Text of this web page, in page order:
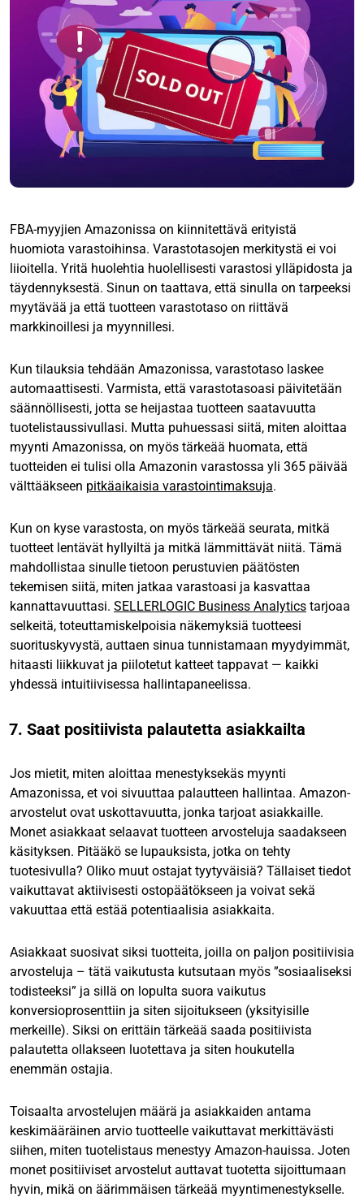
FBA-myyjien Amazonissa on kiinnitettävä erityistä
huomiota varastoihinsa. Varastotasojen merkitystä ei voi
liioitella. Yritä huolehtia huolellisesti varastosi ylläpidosta ja
täydennyksestä. Sinun on taattava, että sinulla on tarpeeksi
myytävää ja että tuotteen varastotaso on riittävä
markkinoillesi ja myynnillesi.
Kun tilauksia tehdään Amazonissa, varastotaso laskee
automaattisesti. Varmista, että varastotasoasi päivitetään
säännöllisesti, jotta se heijastaa tuotteen saatavuutta
tuotelistaussivullasi. Mutta puhuessasi siitä, miten aloittaa
myynti Amazonissa, on myös tärkeää huomata, että
tuotteiden ei tulisi olla Amazonin varastossa yli 365 päivää
välttääkseen pitkäaikaisia varastointimaksuja.
Kun on kyse varastosta, on myös tärkeää seurata, mitkä
tuotteet lentävät hyllyiltä ja mitkä lämmittävät niitä. Tämä
mahdollistaa sinulle tietoon perustuvien päätösten
tekemisen siitä, miten jatkaa varastoasi ja kasvattaa
kannattavuuttasi. SELLERLOGIC Business Analytics tarjoaa
selkeitä, toteuttamiskelpoisia näkemyksiä tuotteesi
suorituskyvystä, auttaen sinua tunnistamaan myydyimmät,
hitaasti liikkuvat ja piilotetut katteet tappavat — kaikki
yhdessä intuitiivisessa hallintapaneelissa.
7. Saat positiivista palautetta asiakkailta
Jos mietit, miten aloittaa menestyksekäs myynti
Amazonissa, et voi sivuuttaa palautteen hallintaa. Amazon-
arvostelut ovat uskottavuutta, jonka tarjoat asiakkaille.
Monet asiakkaat selaavat tuotteen arvosteluja saadakseen
käsityksen. Pitääkö se lupauksista, jotka on tehty
tuotesivulla? Oliko muut ostajat tyytyväisiä? Tällaiset tiedot
vaikuttavat aktiivisesti ostopäätökseen ja voivat sekä
vakuuttaa että estää potentiaalisia asiakkaita.
Asiakkaat suosivat siksi tuotteita, joilla on paljon positiivisia
arvosteluja – tätä vaikutusta kutsutaan myös ”sosiaaliseksi
todisteeksi” ja sillä on lopulta suora vaikutus
konversioprosenttiin ja siten sijoitukseen (yksityisille
merkeille). Siksi on erittäin tärkeää saada positiivista
palautetta ollakseen luotettava ja siten houkutella
enemmän ostajia.
Toisaalta arvostelujen määrä ja asiakkaiden antama
keskimääräinen arvio tuotteelle vaikuttavat merkittävästi
siihen, miten tuotelistaus menestyy Amazon-hauissa. Joten
monet positiiviset arvostelut auttavat tuotetta sijoittumaan
hyvin, mikä on äärimmäisen tärkeää myyntimenestykselle.